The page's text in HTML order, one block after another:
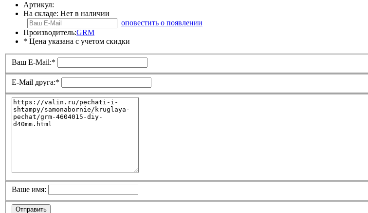
Артикул:
На складе: Нет в наличии
оповестить о появлении
Производитель:GRM
* Цена указана с учетом скидки
Ваш E-Mail:*
E-Mail друга:*
Ваше имя:
Отправить